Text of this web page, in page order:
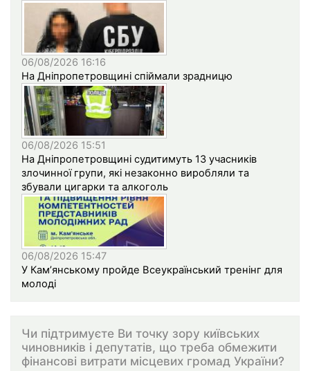
06/08/2026 16:16
На Дніпропетровщині спіймали зрадницю
06/08/2026 15:51
На Дніпропетровщині судитимуть 13 учасників
злочинної групи, які незаконно виробляли та
збували цигарки та алкоголь
06/08/2026 15:47
У Кам’янському пройде Всеукраїнський тренінг для
молоді
Чи підтримуєте Ви точку зору київських
чиновників і депутатів, що треба обмежити
фінансові витрати місцевих громад України?